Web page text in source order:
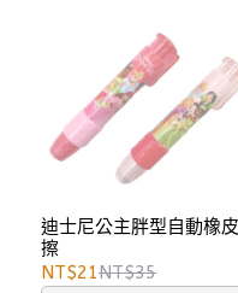
迪士尼公主胖型自動橡皮
擦
NT$21NT$35